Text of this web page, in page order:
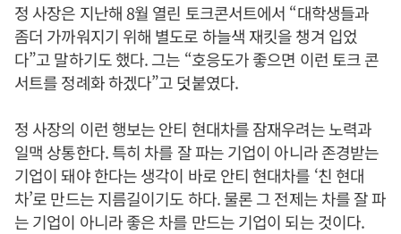
정 사장은 지난해 8월 열린 토크콘서트에서 “대학생들과
좀더 가까워지기 위해 별도로 하늘색 재킷을 챙겨 입었
다”고 말하기도 했다. 그는 “호응도가 좋으면 이런 토크 콘
서트를 정례화 하겠다”고 덧붙였다.
정 사장의 이런 행보는 안티 현대차를 잠재우려는 노력과
일맥 상통한다. 특히 차를 잘 파는 기업이 아니라 존경받는
기업이 돼야 한다는 생각이 바로 안티 현대차를 ‘친 현대
차’로 만드는 지름길이기도 하다. 물론 그 전제는 차를 잘 파
는 기업이 아니라 좋은 차를 만드는 기업이 되는 것이다.